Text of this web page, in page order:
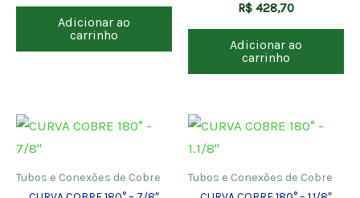
Adicionar ao
carrinho
R$ 428,70
Adicionar ao
carrinho
Tubos e Conexões de Cobre
Tubos e Conexões de Cobre